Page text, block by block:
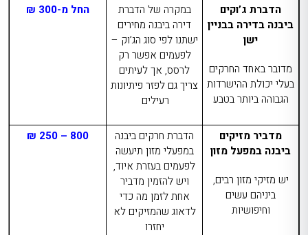
הדברת ג’וקים
ביבנה בדירה בבניין
ישן
מדובר באחד החרקים
בעלי יכולת ההישרדות
הגבוהה ביותר בטבע
במקרה של הדברת
דירה ביבנה מחירים
ישתנו לפי סוג הג’וק –
לפעמים אפשר רק
לרסס, אך לעיתים
צריך גם לפזר פיתיונות
רעילים
החל מ-300 ₪
מדביר מזיקים
ביבנה במפעל מזון
יש מזיקי מזון רבים,
ביניהם עשים
וחיפושיות
הדברת חרקים ביבנה
במפעלי מזון תיעשה
לפעמים בעזרת איוד,
ויש להזמין מדביר
אחת לזמן מה כדי
לדאוג שהמזיקים לא
יחזרו
800 – 250 ₪